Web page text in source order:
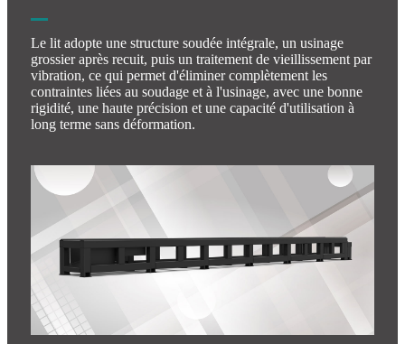
Le lit adopte une structure soudée intégrale, un usinage
grossier après recuit, puis un traitement de vieillissement par
vibration, ce qui permet d'éliminer complètement les
contraintes liées au soudage et à l'usinage, avec une bonne
rigidité, une haute précision et une capacité d'utilisation à
long terme sans déformation.